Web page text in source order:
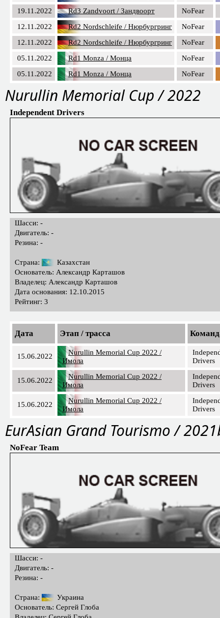
19.11.2022
Rd3 Zandvoort / Зандвоорт
NoFear
12.11.2022
Rd2 Nordschleife / Нюрбургринг
NoFear
12.11.2022
Rd2 Nordschleife / Нюрбургринг
NoFear
05.11.2022
Rd1 Monza / Монца
NoFear
05.11.2022
Rd1 Monza / Монца NoFear
Nurullin Memorial Cup / 2022
Independent Drivers
Шасси: -
Двигатель: -
Резина: -
Страна:
Казахстан
Основатель: Александр Карташов
Владелец: Александр Карташов
Дата основания: 12.10.2015
Рейтинг: 3
Дата Этап / трасса
15.06.2022
Nurullin Memorial Cup 2022 /
Имола
Drivers
15.06.2022
Nurullin Memorial Cup 2022 /
Имола
Drivers
15.06.2022
Nurullin Memorial Cup 2022 /
Имола
Drivers
EurAsian Grand Tourismo /
NoFear Team
Шасси: -
Двигатель: -
Резина: -
Страна:
Украина
Основатель: Сергей Глоба